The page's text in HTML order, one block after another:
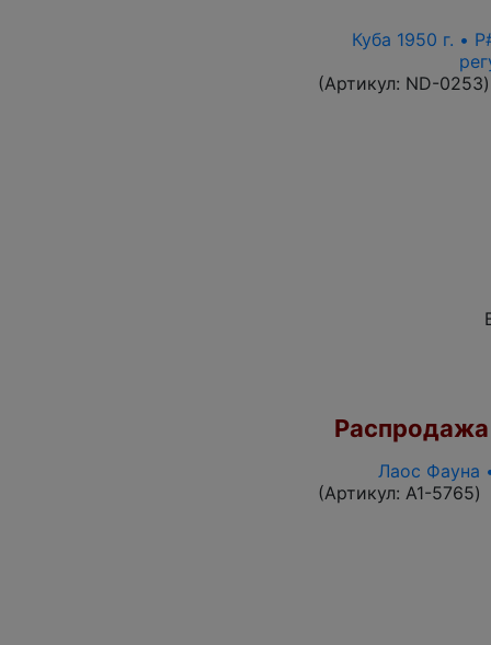
Куба 1950 г. •
(Артикул: ND-0253)
Распродажа
Лаос Фауна
(Артикул: A1-5765)